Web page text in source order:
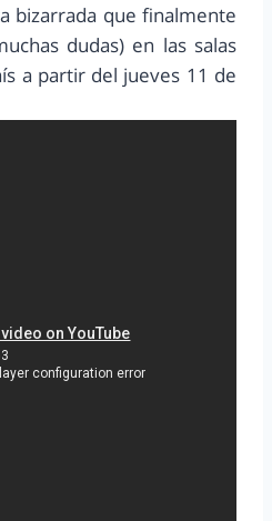
bizarrada que finalmente
dudas) en las salas
a partir del jueves 11 de